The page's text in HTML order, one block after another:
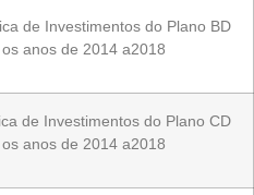
de Investimentos do Plano BD
anos de 2014 a2018
de Investimentos do Plano CD
anos de 2014 a2018